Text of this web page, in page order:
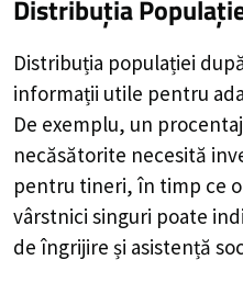
Distribuția
Distribuția populației
informații utile pentru
De exemplu, un
necăsătorite necesită
pentru tineri, în timp ce
vârstnici singuri poate
de îngrijire și asistență